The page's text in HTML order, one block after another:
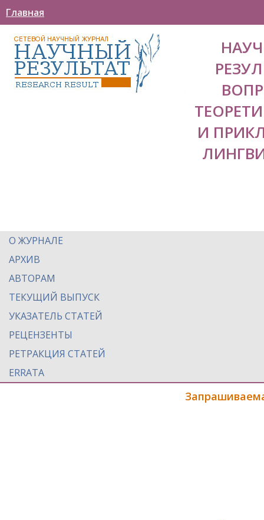
Главная
И
О ЖУРНАЛЕ
АРХИВ
АВТОРАМ
ТЕКУЩИЙ ВЫПУСК
УКАЗАТЕЛЬ СТАТЕЙ
РЕЦЕНЗЕНТЫ
РЕТРАКЦИЯ СТАТЕЙ
ERRATA